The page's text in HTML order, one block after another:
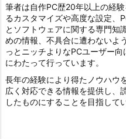
筆者は自作PC歴20年以上の経
るカスタマイズや高度な設定、
とソフトウェアに関する専門知
めの情報、不具合に遭わないよ
っとニッチよりなPCユーザー
にわたって行っています。
長年の経験により得たノウハウ
広く対応できる情報を提供し、
したものにすることを目指して